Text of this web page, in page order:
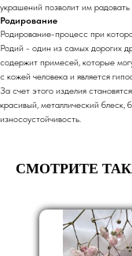
украшений позволит им радовать
Родирование
Родирование-процесс при
Родий - один из самых дорогих
содержит примесей, которые
с кожей человека и является
За счет этого изделия
красивый, металлический блеск,
износоустойчивость.
СМОТРИТЕ